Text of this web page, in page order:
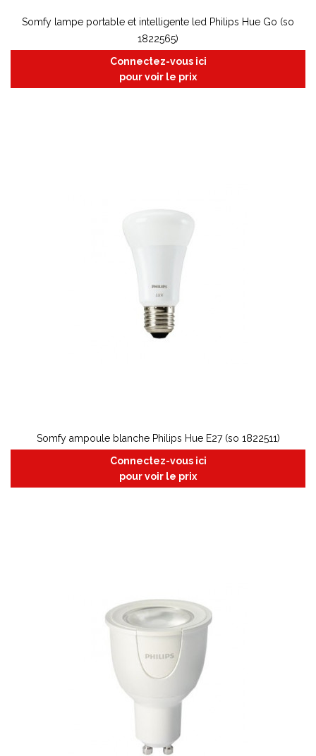
Somfy lampe portable et intelligente led Philips Hue Go (so
1822565)
Connectez-vous ici
pour voir le prix
Somfy ampoule blanche Philips Hue E27 (so 1822511)
Connectez-vous ici
pour voir le prix